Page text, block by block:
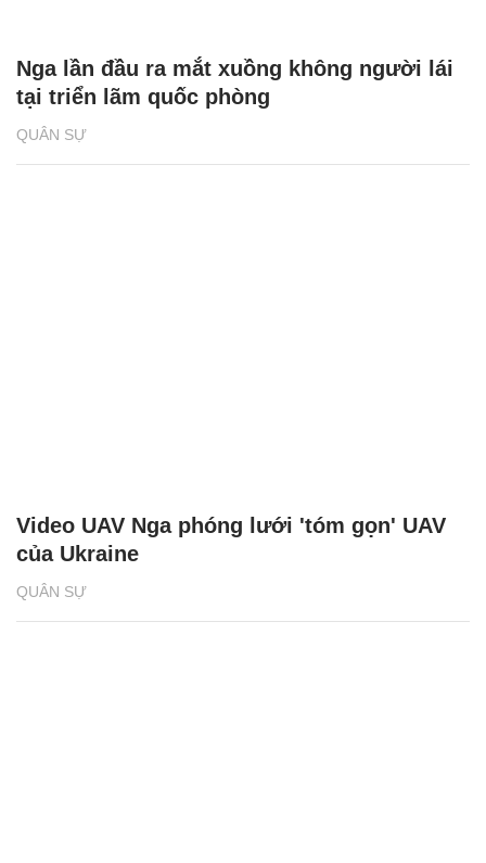
QUÂN SỰ
Nga lần đầu ra mắt xuồng không người lái
tại triển lãm quốc phòng
QUÂN SỰ
Video UAV Nga phóng lưới 'tóm gọn' UAV
của Ukraine